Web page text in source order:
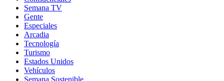
Semana TV
Gente
Especiales
Arcadia
Tecnología
Turismo
Estados Unidos
Vehículos
Semana Sostenible